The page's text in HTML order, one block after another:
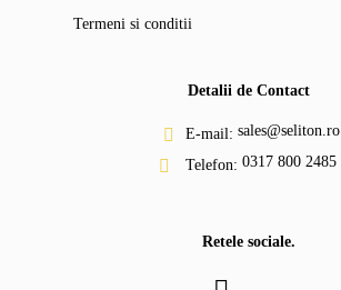
Termeni si conditii
Detalii de Contact
E-mail: sales@seliton.ro
Telefon: 0317 800 2485
Retele sociale.